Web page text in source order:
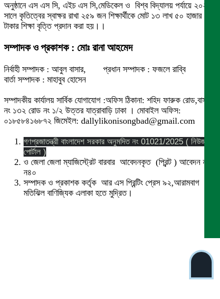
অনুষ্ঠানে এস এস সি, এইচ এস সি,মেডিকেল ও বিশ্ব বিদ্যালয় পর্যায়ে ২০২৩
সালে কৃতিত্বের স্বাক্ষর রাখা ২৫৯ জন শিক্ষার্থীকে মোট ১৩ লাখ ৫০ হাজার
টাকার শিক্ষা বৃত্তি প্রদান করা হয়।।
সম্পাদক ও প্রকাশক : মোঃ রানা আহমেদ
নির্বাহী সম্পাদক : আবুল বাসার, প্রধান সম্পাদক : ফজলে রাব্বি
বার্তা সম্পাদক : মাহাবুব হোসেন
সম্পাদকীয় কার্যালয় সার্বিক যোগাযোগ :অফিস ঠিকানা: শহিদ ফারুক রোড,বাসা
নং ১৩২ রোড নং ১/২ উত্তর যাত্রাবাড়ি ঢাকা । মোবাইল অফিস:
০১৮৫৮৪১৬৮৭২ জিমেইল: dallylikonisongbad@gmail.com
গণপ্রজাতন্ত্রী বাংলাদেশ সরকার অনুমদিত নং 01021/2025 ( নিউজ
পোর্টাল )
ও জেলা জেলা ম্যাজিস্ট্রেট বারবার আবেদনকৃত (প্রিন্ট ) আবেদন নং
ন৪০
সম্পাদক ও প্রকাশক কর্তৃক আর এস প্রিন্টিং প্রেস ৯২,আরামবাগ
মতিঝিল বাণিজ্যিক এলাকা হতে মুদ্রিত।